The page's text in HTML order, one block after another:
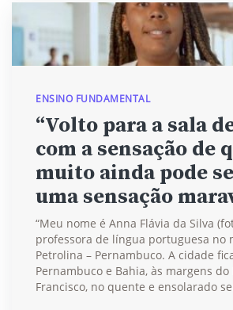
ENSINO FUNDAMENTAL
“Volto para a sala
com a sensação de
muito ainda pode
uma sensação
“Meu nome é Anna Flávia da Silva
professora de língua portuguesa no
Petrolina – Pernambuco. A cidade
Pernambuco e Bahia, às margens do
Francisco, no quente e ensolarado